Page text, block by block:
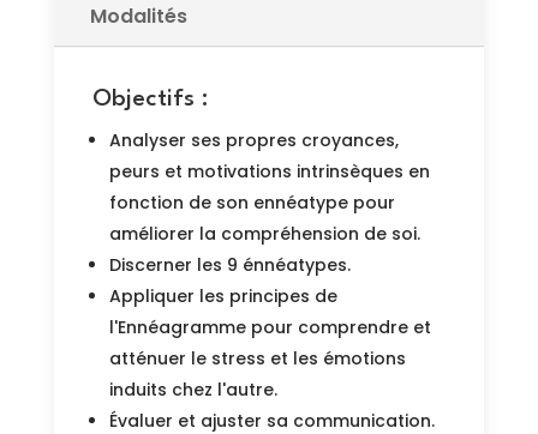
Modalités
Objectifs :
Analyser ses propres croyances,
peurs et motivations intrinsèques en
fonction de son ennéatype pour
améliorer la compréhension de soi.
Discerner les 9 énnéatypes.
Appliquer les principes de
l'Ennéagramme pour comprendre et
atténuer le stress et les émotions
induits chez l'autre.
Évaluer et ajuster sa communication.